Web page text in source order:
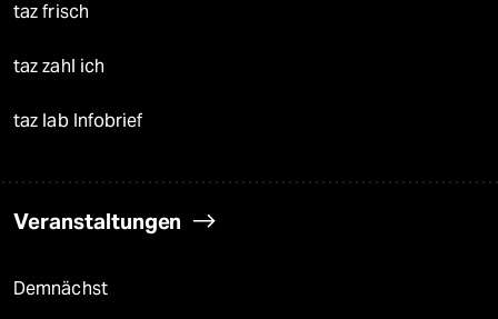
taz frisch
taz zahl ich
taz lab Infobrief
Veranstaltungen
Demnächst